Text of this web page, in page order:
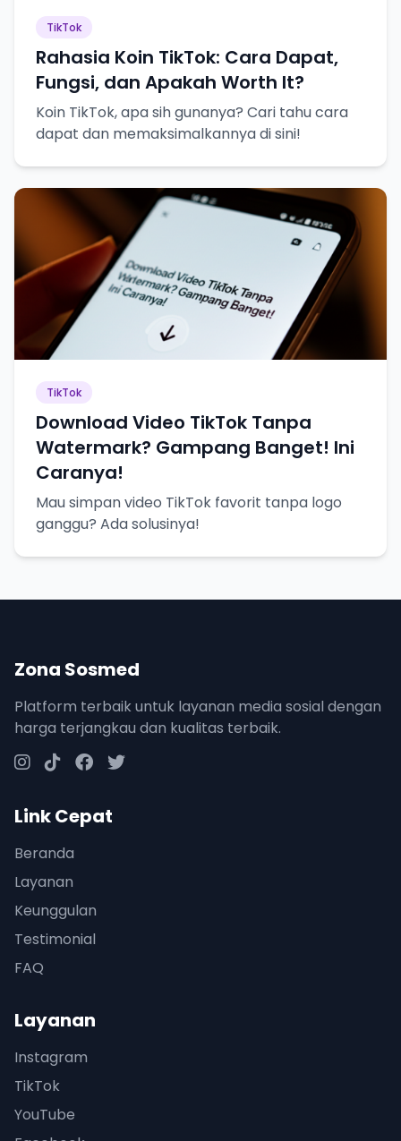
TikTok
Rahasia Koin TikTok: Cara Dapat,
Fungsi, dan Apakah Worth It?
Koin TikTok, apa sih gunanya? Cari tahu cara
dapat dan memaksimalkannya di sini!
TikTok
Download Video TikTok Tanpa
Watermark? Gampang Banget! Ini
Caranya!
Mau simpan video TikTok favorit tanpa logo
ganggu? Ada solusinya!
Zona Sosmed
Platform terbaik untuk layanan media sosial dengan
harga terjangkau dan kualitas terbaik.
Link Cepat
Beranda
Layanan
Keunggulan
Testimonial
FAQ
Layanan
Instagram
TikTok
YouTube